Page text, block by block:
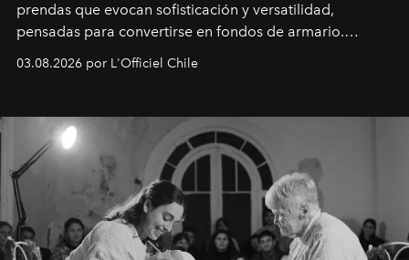
prendas que evocan sofisticación y versatilidad,
pensadas para convertirse en fondos de armario.
Disponible en Chile desde el 6 de agosto.
03.08.2026 por L'Officiel Chile